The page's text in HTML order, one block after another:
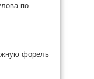
по
форель